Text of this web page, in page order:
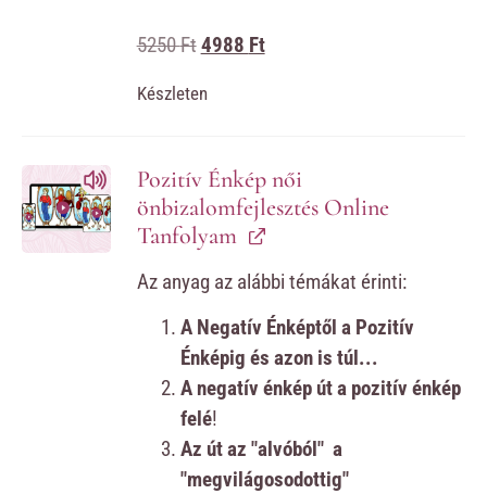
5250Ft4988 Ft
Készleten
Pozitív Énkép női
önbizalomfejlesztés Online
Tanfolyam
Az anyag az alábbi témákat érinti:
A Negatív Énképtől a Pozitív
Énképig és azon is túl...
A negatív énkép út a pozitív énkép
felé!
Az út az "alvóból" a
"megvilágosodottig"